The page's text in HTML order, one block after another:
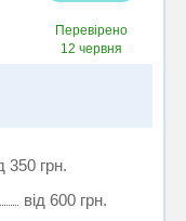
Перевірено
12 червня
350 грн.
від 600 грн.